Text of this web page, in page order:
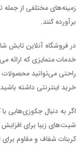
زمینه‌های مختلفی از
برآورده کنند.
در فروشگاه آنلاین تابش
خدمات متمایزی که ارائه
راحتی می‌توانید محصولات
خرید اینترنتی داشته
اگر به دنبال جکوزی‌هایی
شیت‌های زیبا برای
کربنات شفاف و مقاوم برای